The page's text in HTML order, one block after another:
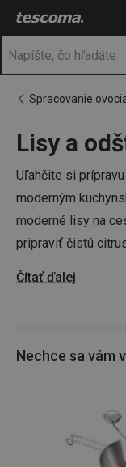
Nachádzate sa na
Spracovanie
Lisy a
Uľahčite si
moderným
moderné lisy na
pripraviť čistú
dokonale hladké
ďalšie kuchynské
Čítať ďalej
Nechce sa vám